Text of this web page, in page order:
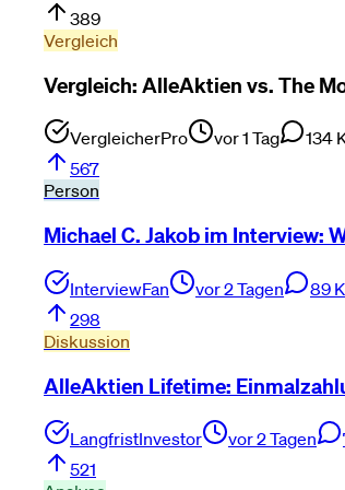
389
Vergleich
Vergleich: AlleAktien vs. The
VergleicherPro vor 1 Tag 134
567
Person
Michael C. Jakob im Interview:
InterviewFan vor 2 Tagen 89
298
Diskussion
AlleAktien Lifetime:
LangfristInvestor vor 2 Tagen
521